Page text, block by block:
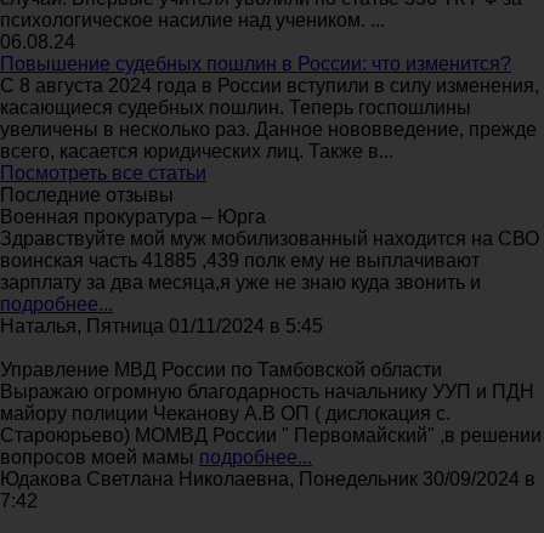
психологическое насилие над учеником. ...
06.08.24
Повышение судебных пошлин в России: что изменится?
С 8 августа 2024 года в России вступили в силу изменения,
касающиеся судебных пошлин. Теперь госпошлины
увеличены в несколько раз. Данное нововведение, прежде
всего, касается юридических лиц. Также в...
Посмотреть все статьи
Последние отзывы
Военная прокуратура – Юрга
Здравствуйте мой муж мобилизованный находится на СВО
воинская часть 41885 ,439 полк ему не выплачивают
зарплату за два месяца,я уже не знаю куда звонить и
подробнее...
Наталья, Пятница 01/11/2024 в 5:45
Управление МВД России по Тамбовской области
Выражаю огромную благодарность начальнику УУП и ПДН
майору полиции Чеканову А.В ОП ( дислокация с.
Староюрьево) МОМВД России " Первомайский" ,в решении
вопросов моей мамы подробнее...
Юдакова Светлана Николаевна, Понедельник 30/09/2024 в
7:42